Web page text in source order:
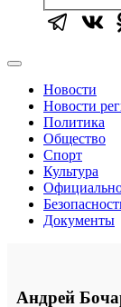
Новости
Новости
Политика
Общество
Спорт
Культура
Документы
Андрей